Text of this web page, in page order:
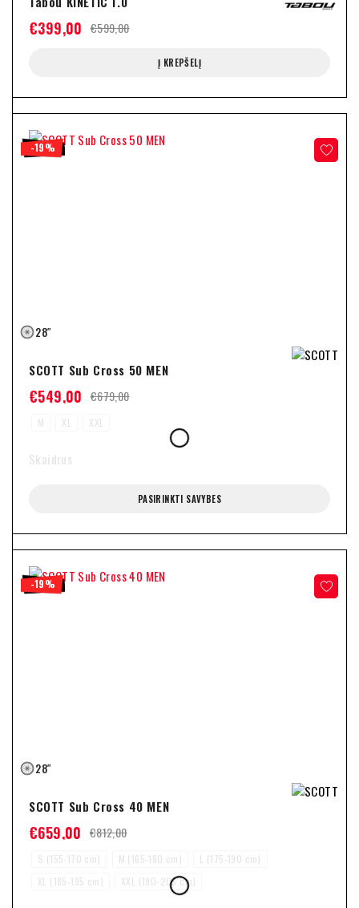
€599,00
€399,00
Į KREPŠELĮ
-19%
28″
SCOTT Sub Cross 50 MEN
€679,00
€549,00
M XL XXL
Skaidrus
PASIRINKTI SAVYBES
-19%
28″
SCOTT Sub Cross 40 MEN
€812,00
€659,00
S (155-170 cm) M (165-180 cm)
L (175-190 cm)
XL (185-195 cm)
XXL (190-205 cm)